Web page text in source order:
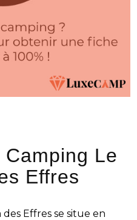
Le
Effres
Effres se situe en